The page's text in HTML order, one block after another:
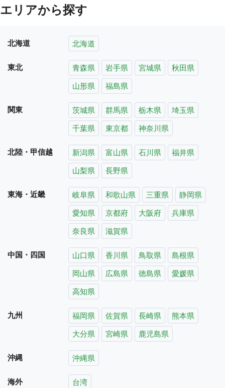
エリアから探す
北海道 北海道
東北 青森県 岩手県 宮城県
秋田県
山形県
福島県
関東 茨城県 群馬県 栃木県
埼玉県
千葉県
東京都 神奈川県
北陸・甲信越 新潟県 富山県 石川県
福井県
山梨県
長野県
東海・近畿 岐阜県 和歌山県 三重県
静岡県
愛知県
京都府 大阪府
兵庫県
奈良県
滋賀県
中国・四国 山口県 香川県 鳥取県
島根県
岡山県
広島県 徳島県
愛媛県
高知県
九州 福岡県 佐賀県 長崎県
熊本県
大分県
宮崎県 鹿児島県
沖縄 沖縄県
海外 台湾